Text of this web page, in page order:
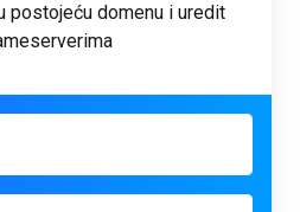
postojeću domenu i uredit